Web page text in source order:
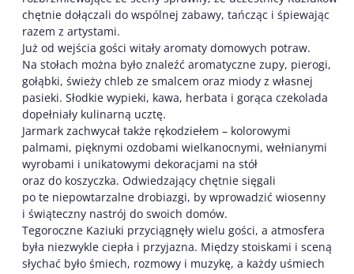
chętnie dołączali do wspólnej zabawy, tańcząc i śpiewając
razem z artystami.
Już od wejścia gości witały aromaty domowych potraw.
Na stołach można było znaleźć aromatyczne zupy, pierogi,
gołąbki, świeży chleb ze smalcem oraz miody z własnej
pasieki. Słodkie wypieki, kawa, herbata i gorąca czekolada
dopełniały kulinarną ucztę.
Jarmark zachwycał także rękodziełem – kolorowymi
palmami, pięknymi ozdobami wielkanocnymi, wełnianymi
wyrobami i unikatowymi dekoracjami na stół
oraz do koszyczka. Odwiedzający chętnie sięgali
po te niepowtarzalne drobiazgi, by wprowadzić wiosenny
i świąteczny nastrój do swoich domów.
Tegoroczne Kaziuki przyciągnęły wielu gości, a atmosfera
była niezwykle ciepła i przyjazna. Między stoiskami i sceną
słychać było śmiech, rozmowy i muzykę, a każdy uśmiech